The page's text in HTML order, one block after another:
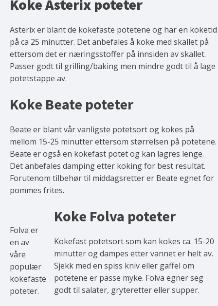
Koke Asterix poteter
Asterix er blant de kokefaste potetene og har en koketid
på ca 25 minutter. Det anbefales å koke med skallet på
ettersom det er næringsstoffer på innsiden av skallet.
Passer godt til grilling/baking men mindre godt til å lage
potetstappe av.
Koke Beate poteter
Beate er blant vår vanligste potetsort og kokes på
mellom 15-25 minutter ettersom størrelsen på potetene.
Beate er også en kokefast potet og kan lagres lenge.
Det anbefales damping etter koking for best resultat.
Forutenom tilbehør til middagsretter er Beate egnet for
pommes frites.
Folva er
en av
våre
populær
kokefaste
poteter.
Koke Folva poteter
Kokefast potetsort som kan kokes ca. 15-20
minutter og dampes etter vannet er helt av.
Sjekk med en spiss kniv eller gaffel om
potetene er passe myke. Folva egner seg
godt til salater, gryteretter eller supper.